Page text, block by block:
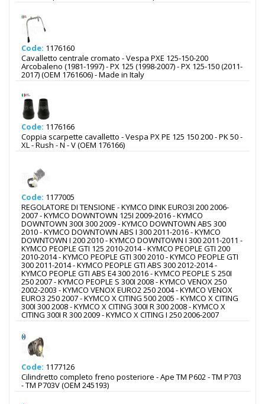
Code: 1176160
Cavalletto centrale cromato - Vespa PXE 125-150-200
Arcobaleno (1981-1997) - PX 125 (1998-2007) - PX 125-150 (2011-
2017) (OEM 1761606) - Made in Italy
Code: 1176166
Coppia scarpette cavalletto - Vespa PX PE 125 150 200 - PK 50 -
XL - Rush - N - V (OEM 176166)
Code: 1177005
REGOLATORE DI TENSIONE - KYMCO DINK EURO3I 200 2006-
2007 - KYMCO DOWNTOWN 125I 2009-2016 - KYMCO
DOWNTOWN 300I 300 2009 - KYMCO DOWNTOWN ABS 300
2010 - KYMCO DOWNTOWN ABS I 300 2011-2016 - KYMCO
DOWNTOWN I 200 2010 - KYMCO DOWNTOWN I 300 2011-2011 -
KYMCO PEOPLE GTI 125 2010-2014 - KYMCO PEOPLE GTI 200
2010-2014 - KYMCO PEOPLE GTI 300 2010 - KYMCO PEOPLE GTI
300 2011-2014 - KYMCO PEOPLE GTI ABS 300 2012-2014 -
KYMCO PEOPLE GTI ABS E4 300 2016 - KYMCO PEOPLE S 250I
250 2007 - KYMCO PEOPLE S 300I 2008 - KYMCO VENOX 250
2002-2003 - KYMCO VENOX EURO2 250 2004 - KYMCO VENOX
EURO3 250 2007 - KYMCO X CITING 500 2005 - KYMCO X CITING
300I 300 2008 - KYMCO X CITING 300I R 300 2008 - KYMCO X
CITING 300I R 300 2009 - KYMCO X CITING I 250 2006-2007
Code: 1177126
Cilindretto completo freno posteriore - Ape TM P602 - TM P703
- TM P703V (OEM 245193)